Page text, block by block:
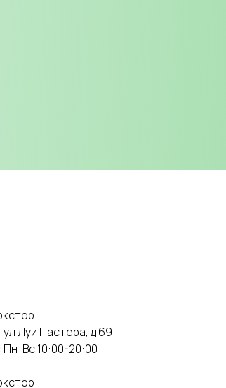
ул Луи Пастера, д 69
Пн-Вс 10:00-20:00